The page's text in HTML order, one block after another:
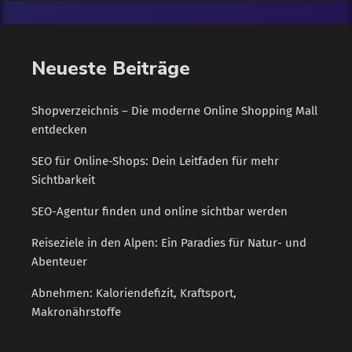
Neueste Beiträge
Shopverzeichnis – Die moderne Online Shopping Mall
entdecken
SEO für Online-Shops: Dein Leitfaden für mehr
Sichtbarkeit
SEO-Agentur finden und online sichtbar werden
Reiseziele in den Alpen: Ein Paradies für Natur- und
Abenteuer
Abnehmen: Kaloriendefizit, Kraftsport,
Makronährstoffe